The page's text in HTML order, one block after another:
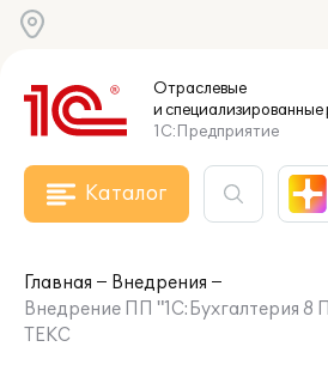
Отраслевые
и специализированные
1С:Предприятие
Каталог
Главная
Внедрения
Внедрение ПП
ТЕКС